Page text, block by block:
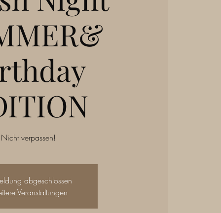
Nicht verpassen!
abgeschlossen
Veranstaltungen